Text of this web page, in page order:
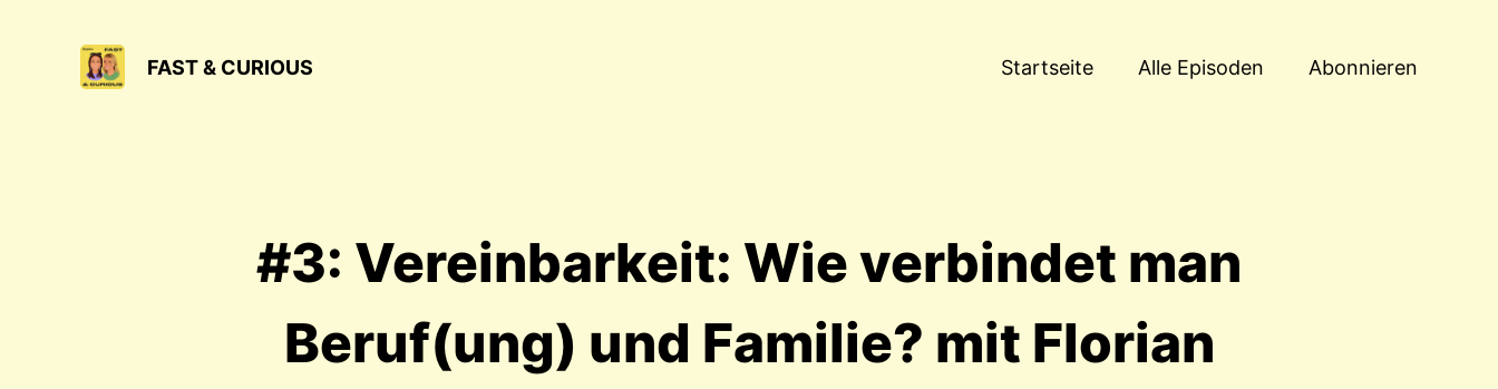
FAST & CURIOUS Startseite Alle Episoden Abonnieren
#3: Vereinbarkeit: Wie verbindet man
Beruf(ung) und Familie? mit Florian